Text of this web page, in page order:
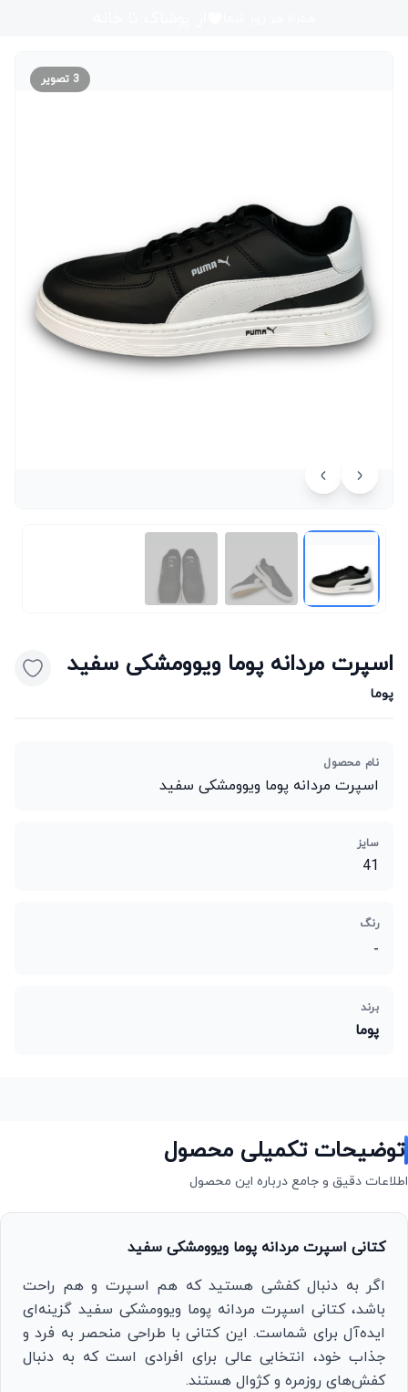
3 تصویر
اسپرت مردانه پوما ویوومشکی سفید
پوما
نام محصول
اسپرت مردانه پوما ویوومشکی سفید
سایز
41
رنگ
-
برند
پوما
توضیحات تکمیلی محصول
اطلاعات دقیق و جامع درباره این محصول
کتانی اسپرت مردانه پوما ویوومشکی سفید
اگر به دنبال کفشی هستید که هم اسپرت و هم راحت
باشد، کتانی اسپرت مردانه پوما ویوومشکی سفید گزینه‌ای
ایده‌آل برای شماست. این کتانی با طراحی منحصر به فرد و
جذاب خود، انتخابی عالی برای افرادی است که به دنبال
کفش‌های روزمره و کژوال هستند.